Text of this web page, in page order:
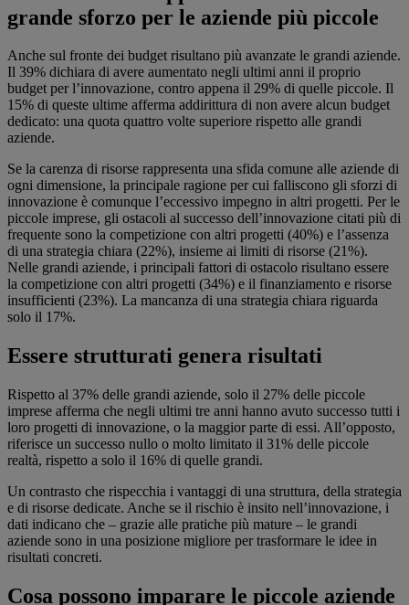
grande sforzo per le aziende più piccole
Anche sul fronte dei budget risultano più avanzate le grandi aziende.
Il 39% dichiara di avere aumentato negli ultimi anni il proprio
budget per l’innovazione, contro appena il 29% di quelle piccole. Il
15% di queste ultime afferma addirittura di non avere alcun budget
dedicato: una quota quattro volte superiore rispetto alle grandi
aziende.
Se la carenza di risorse rappresenta una sfida comune alle aziende di
ogni dimensione, la principale ragione per cui falliscono gli sforzi di
innovazione è comunque l’eccessivo impegno in altri progetti. Per le
piccole imprese, gli ostacoli al successo dell’innovazione citati più di
frequente sono la competizione con altri progetti (40%) e l’assenza
di una strategia chiara (22%), insieme ai limiti di risorse (21%).
Nelle grandi aziende, i principali fattori di ostacolo risultano essere
la competizione con altri progetti (34%) e il finanziamento e risorse
insufficienti (23%). La mancanza di una strategia chiara riguarda
solo il 17%.
Essere strutturati genera risultati
Rispetto al 37% delle grandi aziende, solo il 27% delle piccole
imprese afferma che negli ultimi tre anni hanno avuto successo tutti i
loro progetti di innovazione, o la maggior parte di essi. All’opposto,
riferisce un successo nullo o molto limitato il 31% delle piccole
realtà, rispetto a solo il 16% di quelle grandi.
Un contrasto che rispecchia i vantaggi di una struttura, della strategia
e di risorse dedicate. Anche se il rischio è insito nell’innovazione, i
dati indicano che – grazie alle pratiche più mature – le grandi
aziende sono in una posizione migliore per trasformare le idee in
risultati concreti.
Cosa possono imparare le piccole aziende